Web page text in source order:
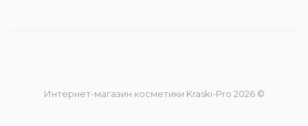
Интернет-магазин косметики Kraski-Pro 2026 ©